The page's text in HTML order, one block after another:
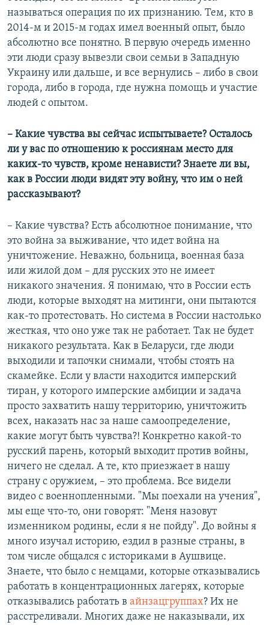
называться операция по их признанию. Тем, кто в
2014-м и 2015-м годах имел военный опыт, было
абсолютно все понятно. В первую очередь именно
эти люди сразу вывезли свои семьи в Западную
Украину или дальше, и все вернулись – либо в свои
города, либо в города, где нужна помощь и участие
людей с опытом.
– Какие чувства вы сейчас испытываете? Осталось
ли у вас по отношению к россиянам место для
каких-то чувств, кроме ненависти? Знаете ли вы,
как в России люди видят эту войну, что им о ней
рассказывают?
– Какие чувства? Есть абсолютное понимание, что
это война за выживание, что идет война на
уничтожение. Неважно, больница, военная база
или жилой дом – для русских это не имеет
никакого значения. Я понимаю, что в России есть
люди, которые выходят на митинги, они пытаются
как-то протестовать. Но система в России настолько
жесткая, что оно уже так не работает. Так не будет
никакого результата. Как в Беларуси, где люди
выходили и тапочки снимали, чтобы стоять на
скамейке. Если у власти находится имперский
тиран, у которого имперские амбиции и задача
просто захватить нашу территорию, уничтожить
всех, наказать нас за наше самоопределение,
какие могут быть чувства?! Конкретно какой-то
русский парень, который выходит против войны,
ничего не сделал. А те, кто приезжает в нашу
страну с оружием, – это проблема. Все видели
видео с военнопленными. "Мы поехали на учения",
мы еще что-то, они говорят: "Меня назовут
изменником родины, если я не пойду". До войны я
много изучал историю, ездил в разные страны, в
том числе общался с историками в Аушвице.
Знаете, что было с немцами, которые отказывались
работать в концентрационных лагерях, которые
отказывались работать в айнзацгруппах? Их не
расстреливали. Многих даже не наказывали, их